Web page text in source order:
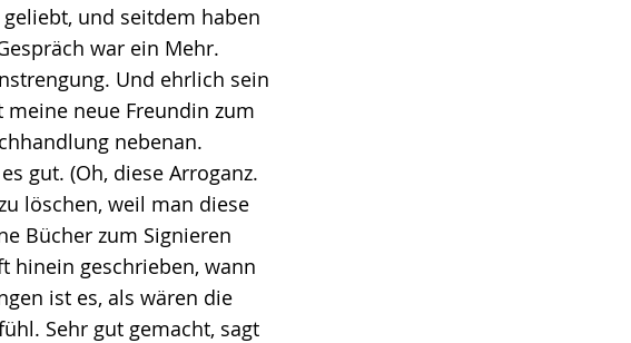
und seitdem haben
war ein Mehr.
Und ehrlich sein
meine neue Freundin zum
nebenan.
gut. (Oh, diese Arroganz.
löschen, weil man diese
Bücher zum Signieren
hinein geschrieben, wann
ist es, als wären die
Sehr gut gemacht, sagt